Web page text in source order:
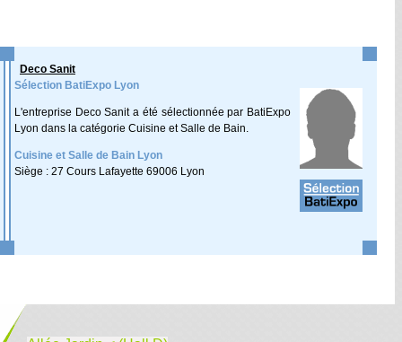
Deco Sanit
Sélection BatiExpo Lyon
L'entreprise Deco Sanit a été sélectionnée par BatiExpo
Lyon dans la catégorie Cuisine et Salle de Bain.
Cuisine et Salle de Bain Lyon
Siège : 27 Cours Lafayette 69006 Lyon